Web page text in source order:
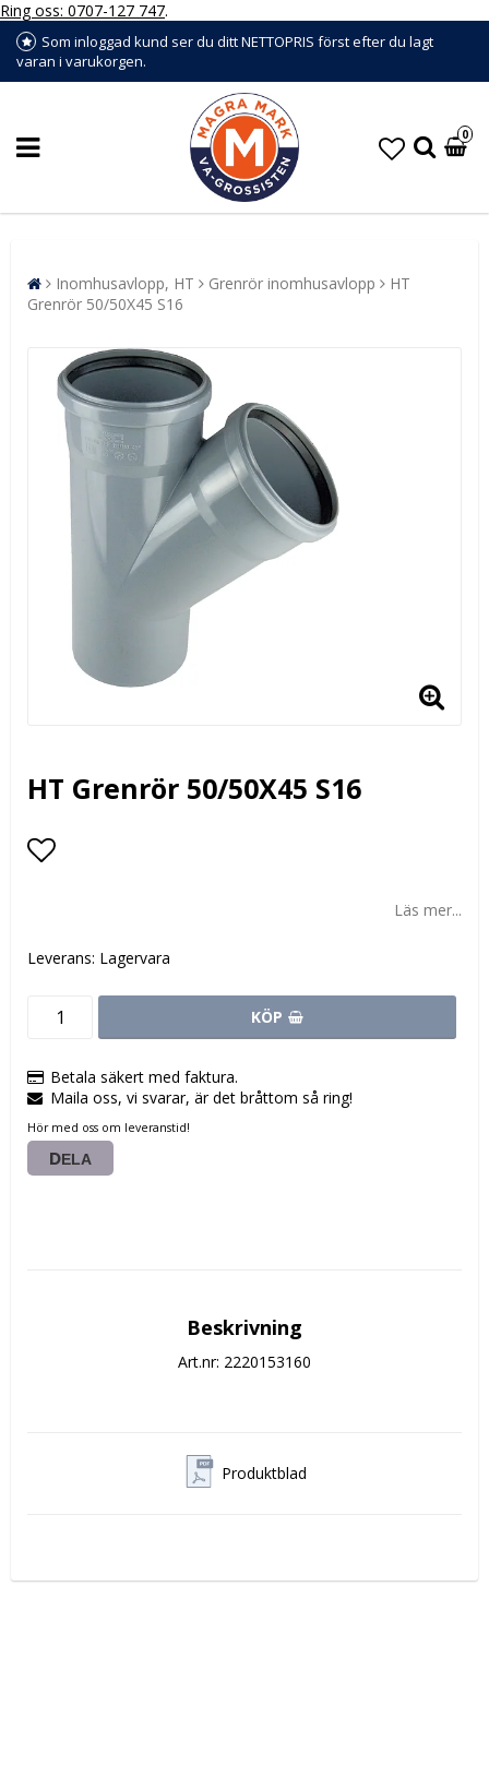
Ring oss: 0707-127 747.
Som inloggad kund ser du ditt NETTOPRIS först efter du lagt
varan i varukorgen.
0
Inomhusavlopp, HT Grenrör inomhusavlopp
HT
Grenrör 50/50X45 S16
HT Grenrör 50/50X45 S16
Läs mer...
Leverans: Lagervara
KÖP
Betala säkert med faktura.
Maila oss, vi svarar, är det bråttom så ring!
Hör med oss om leveranstid!
DELA
Beskrivning
Art.nr: 2220153160
Produktblad